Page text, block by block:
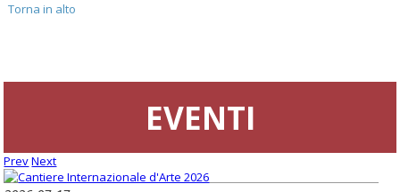
Torna in alto
EVENTI
PrevNext